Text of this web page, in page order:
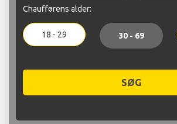
Chaufførens alder:
18 - 29 30 - 69
SØG